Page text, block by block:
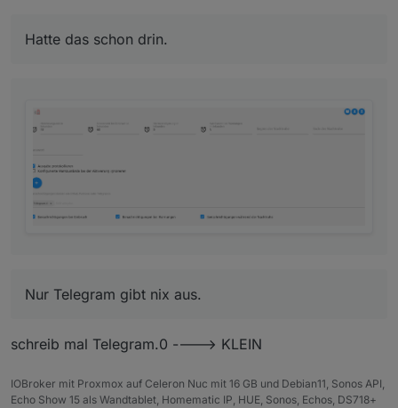
Nur Telegram gibt nix aus.
meldung
Hatte das schon drin.
Nur Telegram gibt nix aus.
schreib mal Telegram.0 ----> KLEIN
IOBroker mit Proxmox auf Celeron Nuc mit 16 GB und Debian11, Sonos API,
Echo Show 15 als Wandtablet, Homematic IP, HUE, Sonos, Echos, DS718+